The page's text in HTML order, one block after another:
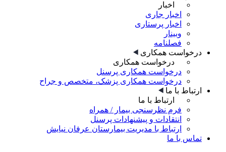
اخبار
اخبار جاری
اخبار پرستاری
وبینار
فصلنامه
درخواست همکاری
درخواست همکاری
درخواست همکاری پرسنل
درخواست همکاری پزشک، متخصص و جراح
ارتباط با ما
ارتباط با ما
فرم نظرسنجی بیمار / همراه
انتقادات و پیشنهادات پرسنل
ارتباط با مدیریت بیمارستان عرفان نیایش
تماس با ما